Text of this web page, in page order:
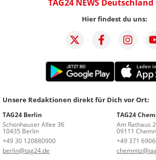
TAG24 NEWS Deutschland
Hier findest du uns:
Unsere Redaktionen direkt für Dich vor Ort:
TAG24 Berlin
Schönhauser Allee 36
10435 Berlin
+49 30 120880900
berlin@tag24.de
TAG24
Am Rathaus 2
09111
+49 371